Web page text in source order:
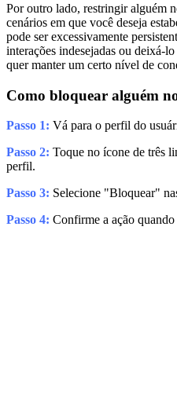
Por outro lado, restringir alguém
cenários em que você deseja
pode ser excessivamente
interações indesejadas ou deixá-
quer manter um certo nível de
Como bloquear alguém
Passo 1: Vá para o perfil do
Passo 2: Toque no ícone de três
perfil.
Passo 3: Selecione "Bloquear"
Passo 4: Confirme a ação